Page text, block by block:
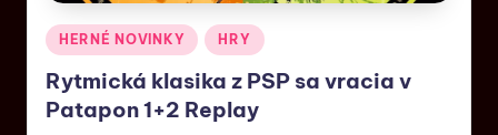
HERNÉ NOVINKY HRY
Rytmická klasika z PSP sa vracia v
Patapon 1+2 Replay